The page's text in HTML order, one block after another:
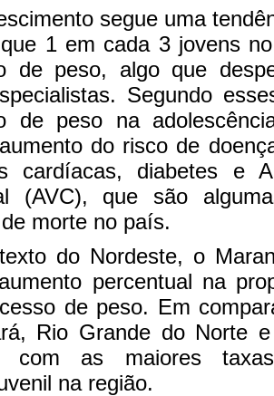
segue uma
1 em cada 3 jovens
de peso, algo que
Segundo
de peso na
do risco de
cardíacas, diabetes e
(AVC), que são
morte no país.
do Nordeste, o
percentual na
de peso. Em
Rio Grande do Norte
com as maiores
na região.